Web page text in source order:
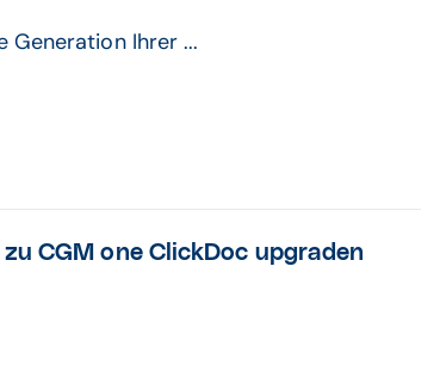
Generation Ihrer ...
CGM one ClickDoc upgraden